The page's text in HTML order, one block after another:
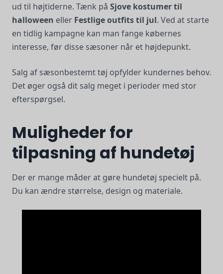
ud til højtiderne. Tænk på Sjove kostumer til
halloween eller Festlige outfits til jul. Ved at starte
en tidlig kampagne kan man fange købernes
interesse, før disse sæsoner når et højdepunkt.
Salg af sæsonbestemt tøj opfylder kundernes behov.
Det øger også dit salg meget i perioder med stor
efterspørgsel.
Muligheder for
tilpasning af hundetøj
Der er mange måder at gøre hundetøj specielt på.
Du kan ændre størrelse, design og materiale.